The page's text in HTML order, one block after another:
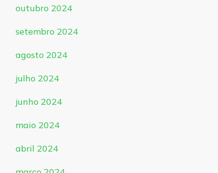
outubro 2024
setembro 2024
agosto 2024
julho 2024
junho 2024
maio 2024
abril 2024